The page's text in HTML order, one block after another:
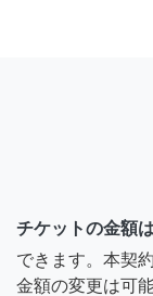
チケットの金額
できます。本契
金額の変更は可能